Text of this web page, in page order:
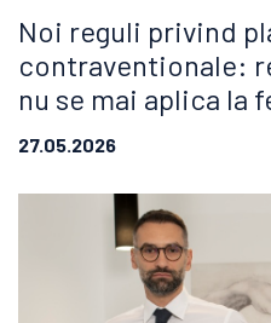
Noi reguli privind
contraventionale:
nu se mai aplica la
27.05.2026